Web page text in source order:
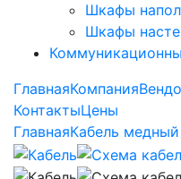
Шкафы
Шкафы
ГлавнаяКомпания
КонтактыЦены
ГлавнаяКабель